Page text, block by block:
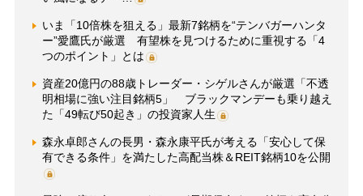
いま「10倍株を狙える」最新7銘柄を“テンバガーハンタ
ー”愛鷹氏が厳選 有望株を見つけるために重視する「4
つのポイント」とは
資産20億円の88歳トレーダー・シゲルさんが厳選「不透
明相場に強い注目銘柄5」 ブラックマンデーも乗り越え
た「49転び50起き」の投資家人生
森永卓郎さんの長男・森永康平氏が考える「安心して保
有できる条件」を満たした高配当株＆REIT銘柄10を公開